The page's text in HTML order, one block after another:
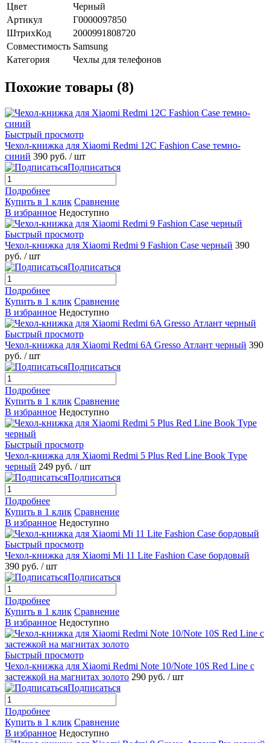
Цвет
Черный
Артикул
Г0000097850
ШтрихКод
2000991808720
Совместимость Samsung
Категория
Чехлы для телефонов
Похожие товары (8)
Быстрый просмотр
Чехол-книжка для Xiaomi Redmi 12C Fashion Case темно-
синий 390 руб. / шт
Подписаться
Подробнее
Купить в 1 клик Сравнение
В избранное Недоступно
Быстрый просмотр
Чехол-книжка для Xiaomi Redmi 9 Fashion Case черный 390
руб. / шт
Подписаться
Подробнее
Купить в 1 клик Сравнение
В избранное Недоступно
Быстрый просмотр
Чехол-книжка для Xiaomi Redmi 6A Gresso Атлант черный 390
руб. / шт
Подписаться
Подробнее
Купить в 1 клик Сравнение
В избранное Недоступно
Быстрый просмотр
Чехол-книжка для Xiaomi Redmi 5 Plus Red Line Book Type
черный 249 руб. / шт
Подписаться
Подробнее
Купить в 1 клик Сравнение
В избранное Недоступно
Быстрый просмотр
Чехол-книжка для Xiaomi Mi 11 Lite Fashion Case бордовый
390 руб. / шт
Подписаться
Подробнее
Купить в 1 клик Сравнение
В избранное Недоступно
Быстрый просмотр
Чехол-книжка для Xiaomi Redmi Note 10/Note 10S Red Line с
застежкой на магнитах золото 290 руб. / шт
Подписаться
Подробнее
Купить в 1 клик Сравнение
В избранное Недоступно